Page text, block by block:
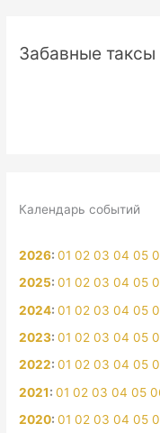
Забавные таксы
Календарь событий
2026:01 02 03 04 05
2025:01 02 03 04 05
2024:01 02 03 04 05
2023:01 02 03 04 05
2022:01 02 03 04 05
2021:01 02 03 04 05
2020:01 02 03 04 05